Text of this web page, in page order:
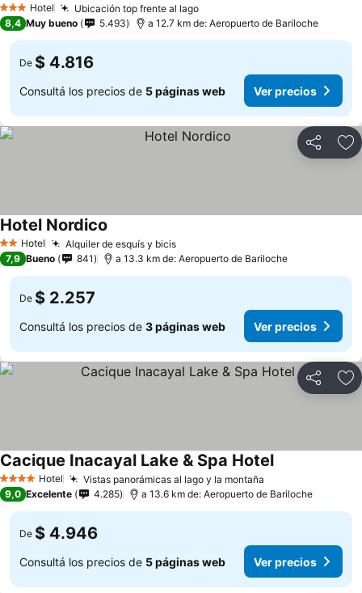
3 Estrellas
Hotel Ubicación top frente al lago
8,4 Muy bueno 5.493 a 12.7 km de: Aeropuerto de Bariloche
De $ 4.816
Consultá los precios de 5 páginas web Ver precios
Compartir
2 Estrellas
Hotel Alquiler de esquís y bicis
Hotel Nordico
7,9 Bueno 841 a 13.3 km de: Aeropuerto de Bariloche
De $ 2.257
Consultá los precios de 3 páginas web Ver precios
Compartir
4 EstrellasHotel Vistas panorámicas al lago y la montaña
Cacique Inacayal Lake & Spa Hotel
9,0 Excelente 4.285 a 13.6 km de: Aeropuerto de Bariloche
De $ 4.946
Consultá los precios de 5 páginas web Ver precios